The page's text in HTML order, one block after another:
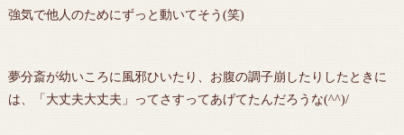
強気で他人のためにずっと動いてそう(笑)
夢分斎が幼いころに風邪ひいたり、お腹の調子崩したりしたときに
は、「大丈夫大丈夫」ってさすってあげてたんだろうな(^^)/